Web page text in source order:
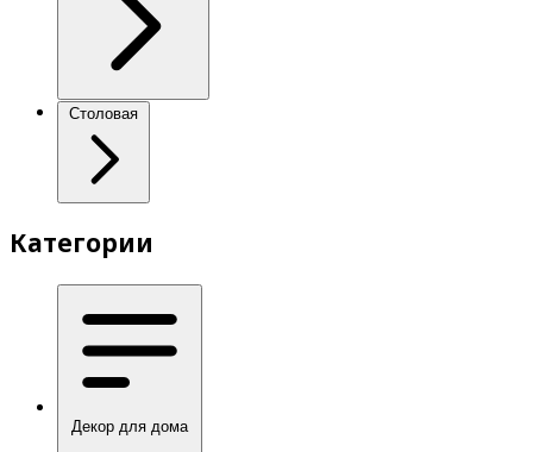
Столовая
Категории
Декор для дома